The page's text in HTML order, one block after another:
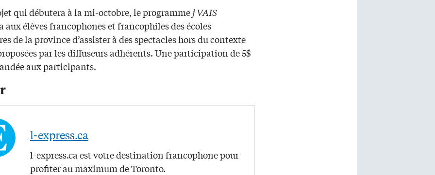
qui débutera à la mi-octobre, le programmej VAIS
aux élèves francophones et francophiles des écoles
de la province d’assister à des spectacles hors du contexte
par les diffuseurs adhérents. Une participation de 5$
aux participants.
l-express.ca
l-express.ca est votre destination francophone pour
profiter au maximum de Toronto.